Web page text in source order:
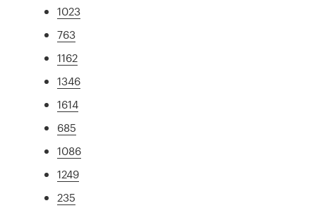
1023
763
1162
1346
1614
685
1086
1249
235